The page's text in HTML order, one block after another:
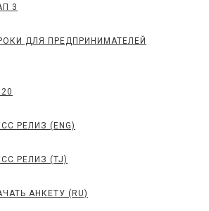
3
ДЛЯ ПРЕДПРИНИМАТЕЛЕЙ
РЕЛИЗ (ENG)
РЕЛИЗ (TJ)
АНКЕТУ (RU)